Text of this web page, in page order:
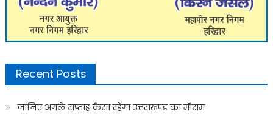
Recent Posts
जानिए अगले सप्ताह कैसा रहेगा उत्तराखण्ड का मौसम